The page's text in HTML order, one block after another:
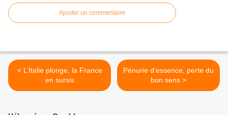
Ajouter un commentaire
< L’Italie plonge, la France
en sursis
Pénurie d’essence, perte du
bon sens >